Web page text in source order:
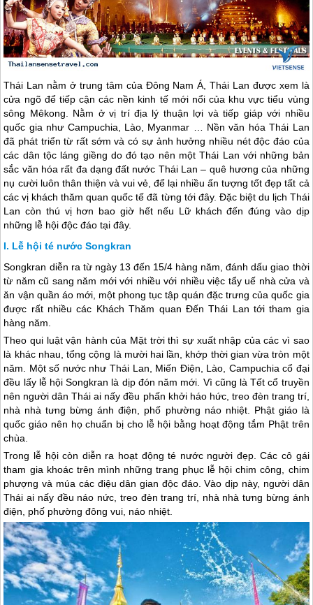
Thái Lan nằm ở trung tâm của Đông Nam Á,Thái Lan được xem là
cửa ngõ để tiếp cận các nền kinh tế mới nổi của khu vực tiểu vùng
sông Mêkong. Nằm ở vị trí địa lý thuận lợi và tiếp giáp với nhiều
quốc gia như Campuchia, Lào, Myanmar … Nền văn hóaThái Lan
đã phát triển từ rất sớm và có sự ảnh hưởng nhiều nét độc đáo của
các dân tộc láng giềng do đó tạo nên mộtThái Lan với những bản
sắc văn hóa rất đa dạng đất nước Thái Lan – quê hương của những
nụ cười luôn thân thiện và vui vẻ, để lại nhiều ấn tượng tốt đẹp tất cả
các vị khách thăm quan quốc tế đã từng tới đây. Đặc biệt du lịch Thái
Lan còn thú vị hơn bao giờ hết nếu Lữ khách đến đúng vào dịp
những lễ hội độc đáo tại đây.
Lễ hội té nước Songkran
Songkran diễn ra từ ngày 13 đến 15/4 hàng năm, đánh dấu giao thời
từ năm cũ sang năm mới với nhiều với nhiều việc tẩy uế nhà cửa và
ăn vận quần áo mới, một phong tục tập quán đặc trưng của quốc gia
được rất nhiều các Khách Thăm quan ĐếnThái Lan tới tham gia
hàng năm.
Theo qui luật vận hành của Mặt trời thì sự xuất nhập của các vì sao
là khác nhau, tổng cộng là mười hai lần, khớp thời gian vừa tròn một
năm. Một số nước như Thái Lan , Miến Điện, Lào, Campuchia cổ đại
đều lấy lễ hội Songkran là dịp đón năm mới. Vì cũng là Tết cổ truyền
nên người dân Thái ai nấy đều phấn khởi háo hức, treo đèn trang trí,
nhà nhà tưng bừng ánh điện, phố phường náo nhiệt. Phật giáo là
quốc giáo nên họ chuẩn bị cho lễ hội bằng hoạt động tắm Phật trên
chùa.
Trong lễ hội còn diễn ra hoạt động té nước người đẹp. Các cô gái
tham gia khoác trên mình những trang phục lễ hội chim công, chim
phượng và múa các điệu dân gian độc đáo. Vào dịp này, người dân
Thái ai nấy đều náo nức, treo đèn trang trí, nhà nhà tưng bừng ánh
điện, phố phường đông vui, náo nhiệt.